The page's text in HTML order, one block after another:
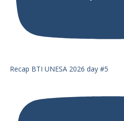
Recap BTI UNESA 2026 day #5